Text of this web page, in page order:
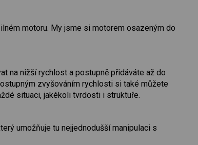
motoru. My jsme si motorem osazeným do
na nižší rychlost a postupně přidáváte až do
zvyšováním rychlosti si také můžete
situaci, jakékoli tvrdosti i struktuře.
umožňuje tu nejjednodušší manipulaci s